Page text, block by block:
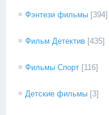
Фэнтези фильмы [394]
Фильм Детектив [435]
Фильмы Спорт [116]
Детские фильмы [3]